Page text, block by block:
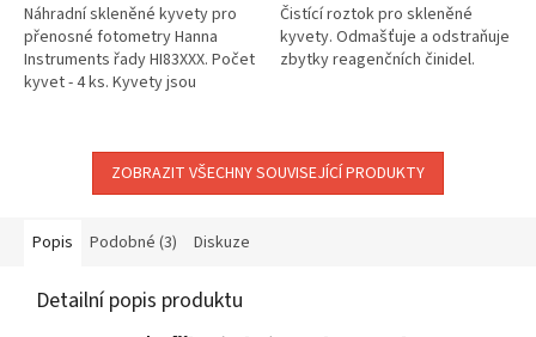
Náhradní skleněné kyvety pro
přenosné fotometry Hanna
Instruments řady HI83XXX. Počet
kyvet - 4 ks. Kyvety jsou
Čistící roztok pro skleněné
kyvety. Odmašťuje a odstraňuje
zbytky reagenčních činidel.
ZOBRAZIT VŠECHNY SOUVISEJÍCÍ PRODUKTY
Popis Podobné (3) Diskuze
Detailní popis produktu